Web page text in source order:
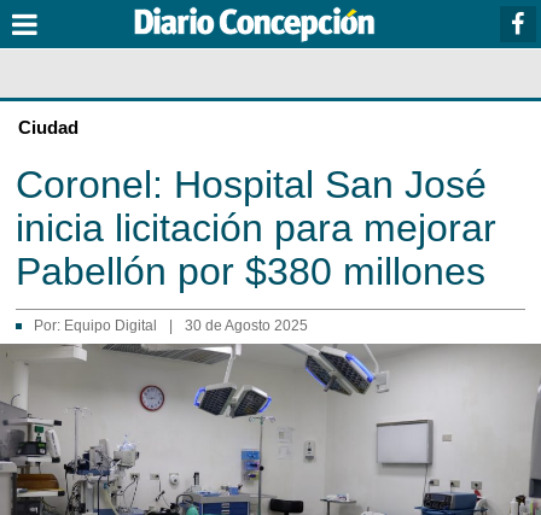
Ciudad
Coronel: Hospital San José
inicia licitación para mejorar
Pabellón por $380 millones
Por: Equipo Digital 30 de Agosto 2025